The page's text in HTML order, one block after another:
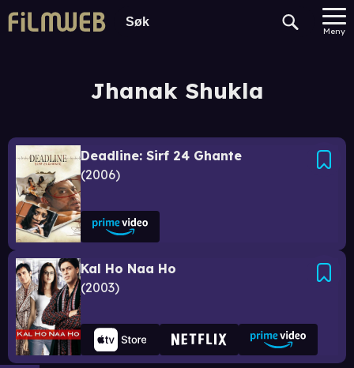
Meny
Jhanak Shukla
Deadline: Sirf 24 Ghante
2006
Kal Ho Naa Ho
2003